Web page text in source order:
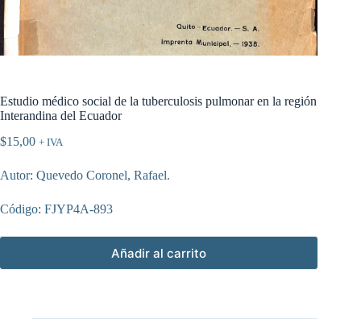
Estudio médico social de la tuberculosis pulmonar en la región
Interandina del Ecuador
$15,00 + IVA
Autor: Quevedo Coronel, Rafael.
Código: FJYP4A-893
Añadir al carrito